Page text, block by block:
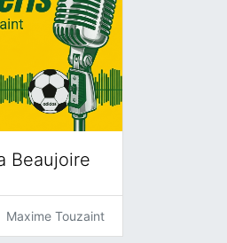
Beaujoire
Maxime Touzaint